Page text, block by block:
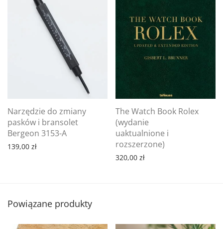
Narzędzie do zmiany
pasków i bransolet
Bergeon 3153-A
139,00 zł
The Watch Book Rolex
(wydanie
uaktualnione i
rozszerzone)
320,00 zł
Powiązane produkty